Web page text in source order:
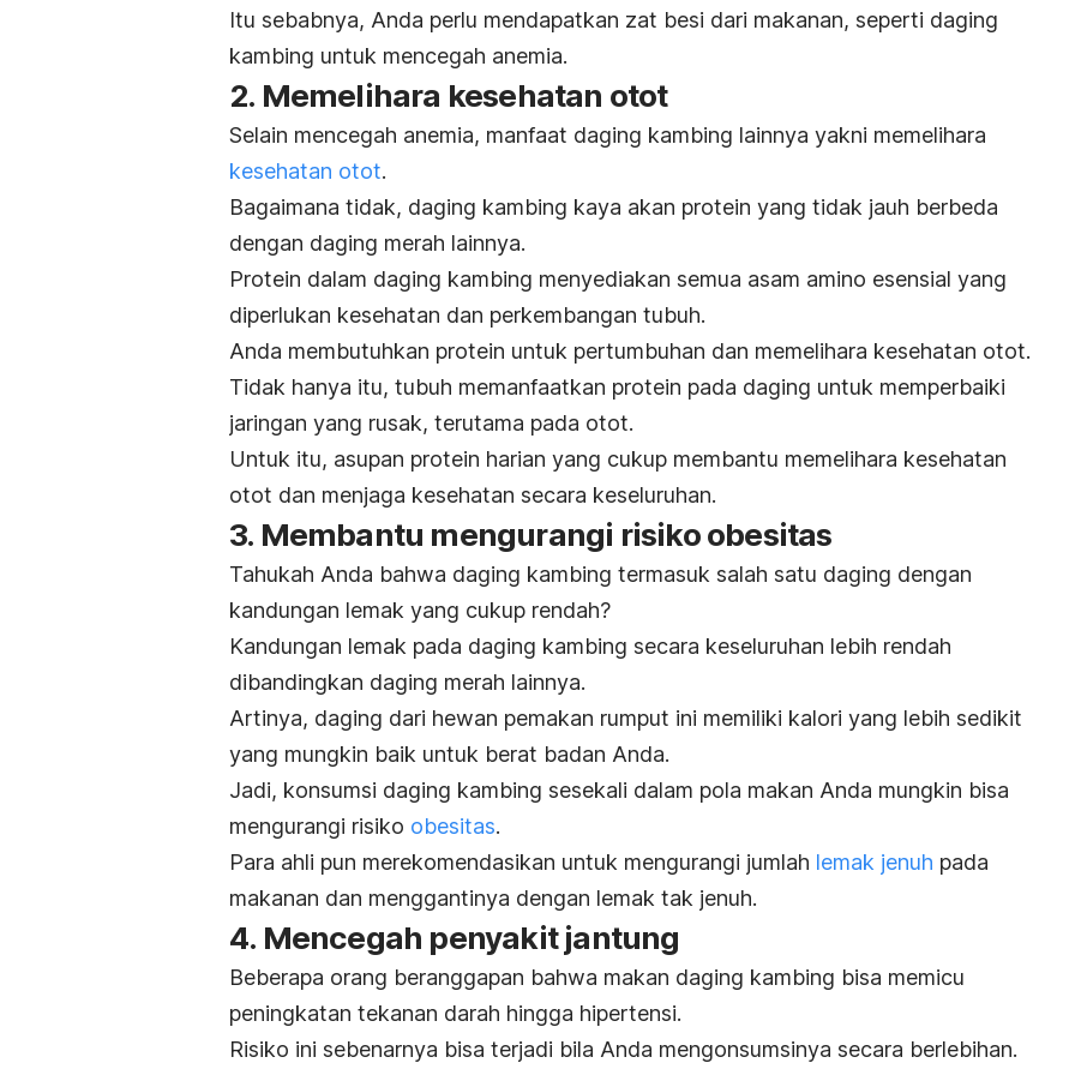
Itu sebabnya, Anda perlu mendapatkan zat besi dari makanan, seperti daging
kambing untuk mencegah anemia.
2. Memelihara kesehatan otot
Selain mencegah anemia, manfaat daging kambing lainnya yakni memelihara
kesehatan otot.
Bagaimana tidak, daging kambing kaya akan protein yang tidak jauh berbeda
dengan daging merah lainnya.
Protein dalam daging kambing menyediakan semua asam amino esensial yang
diperlukan kesehatan dan perkembangan tubuh.
Anda membutuhkan protein untuk pertumbuhan dan memelihara kesehatan otot.
Tidak hanya itu, tubuh memanfaatkan protein pada daging untuk memperbaiki
jaringan yang rusak, terutama pada otot.
Untuk itu, asupan protein harian yang cukup membantu memelihara kesehatan
otot dan menjaga kesehatan secara keseluruhan.
3. Membantu mengurangi risiko obesitas
Tahukah Anda bahwa daging kambing termasuk salah satu daging dengan
kandungan lemak yang cukup rendah?
Kandungan lemak pada daging kambing secara keseluruhan lebih rendah
dibandingkan daging merah lainnya.
Artinya, daging dari hewan pemakan rumput ini memiliki kalori yang lebih sedikit
yang mungkin baik untuk berat badan Anda.
Jadi, konsumsi daging kambing sesekali dalam pola makan Anda mungkin bisa
mengurangi risiko obesitas.
Para ahli pun merekomendasikan untuk mengurangi jumlah lemak jenuh pada
makanan dan menggantinya dengan lemak tak jenuh.
4. Mencegah penyakit jantung
Beberapa orang beranggapan bahwa makan daging kambing bisa memicu
peningkatan tekanan darah hingga hipertensi.
Risiko ini sebenarnya bisa terjadi bila Anda mengonsumsinya secara berlebihan.